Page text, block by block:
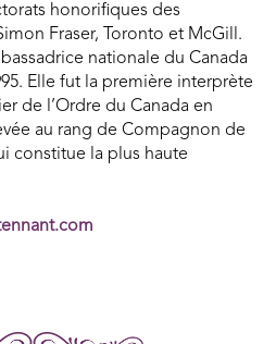
honorifiques des
Fraser, Toronto et McGill.
nationale du Canada
Elle fut la première interprète
de l’Ordre du Canada en
au rang de Compagnon de
constitue la plus haute